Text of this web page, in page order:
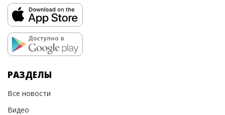
РАЗДЕЛЫ
Все новости
Видео